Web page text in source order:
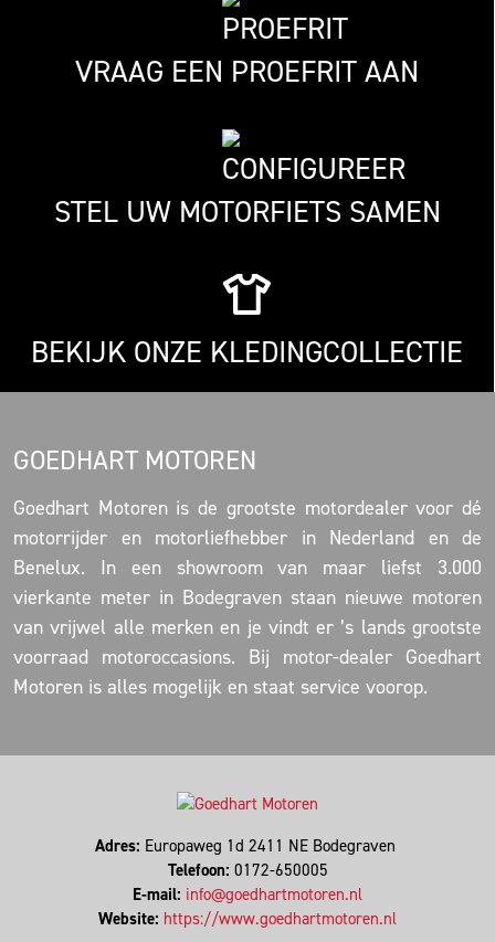
VRAAG EEN PROEFRIT AAN
STEL UW MOTORFIETS SAMEN
BEKIJK ONZE KLEDINGCOLLECTIE
GOEDHART MOTOREN
Goedhart Motoren is de grootste motordealer voor dé
motorrijder en motorliefhebber in Nederland en de
Benelux. In een showroom van maar liefst 3.000
vierkante meter in Bodegraven staan nieuwe motoren
van vrijwel alle merken en je vindt er ’s lands grootste
voorraad motoroccasions. Bij motor-dealer Goedhart
Motoren is alles mogelijk en staat service voorop.
Adres: Europaweg 1d 2411 NE Bodegraven
Telefoon: 0172-650005
E-mail: info@goedhartmotoren.nl
Website: https://www.goedhartmotoren.nl